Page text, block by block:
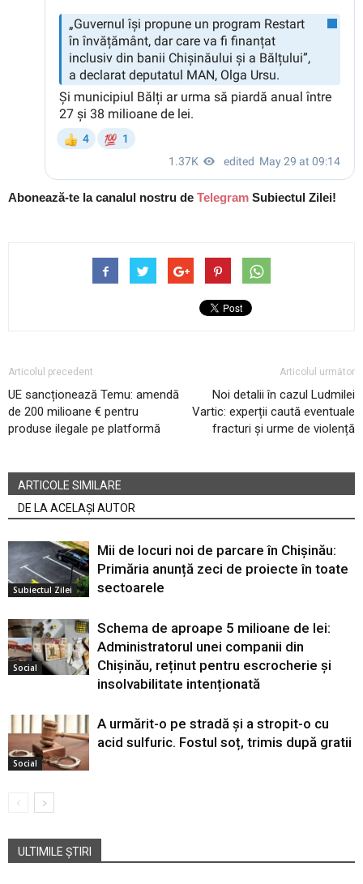
Abonează-te la canalul nostru de Telegram Subiectul Zilei!
Articolul precedent
UE sancționează Temu: amendă
de 200 milioane € pentru
produse ilegale pe platformă
Articolul următor
Noi detalii în cazul Ludmilei
Vartic: experții caută eventuale
fracturi și urme de violență
ARTICOLE SIMILARE
DE LA ACELAȘI AUTOR
Subiectul Zilei
Mii de locuri noi de parcare în Chișinău:
Primăria anunță zeci de proiecte în toate
sectoarele
Social
Schema de aproape 5 milioane de lei:
Administratorul unei companii din
Chișinău, reținut pentru escrocherie și
insolvabilitate intenționată
Social
A urmărit-o pe stradă și a stropit-o cu
acid sulfuric. Fostul soț, trimis după gratii
ULTIMILE ȘTIRI